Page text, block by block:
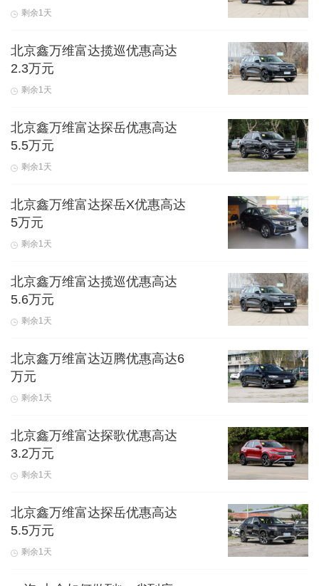
剩余1天
北京鑫万维富达揽巡优惠高达
2.3万元
剩余1天
北京鑫万维富达探岳优惠高达
5.5万元
剩余1天
北京鑫万维富达探岳X优惠高达
5万元
剩余1天
北京鑫万维富达揽巡优惠高达
5.6万元
剩余1天
北京鑫万维富达迈腾优惠高达6
万元
剩余1天
北京鑫万维富达探歌优惠高达
3.2万元
剩余1天
北京鑫万维富达探岳优惠高达
5.5万元
剩余1天